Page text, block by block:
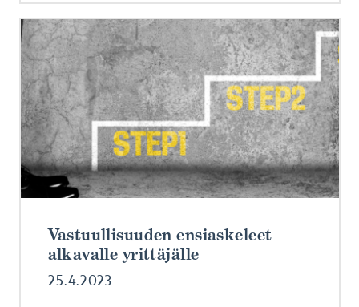
Vastuullisuuden ensiaskeleet
alkavalle yrittäjälle
25.4.2023